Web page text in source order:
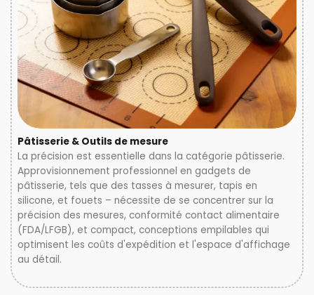
Pâtisserie & Outils de mesure
La précision est essentielle dans la catégorie pâtisserie.
Approvisionnement professionnel en gadgets de
pâtisserie, tels que des tasses à mesurer, tapis en
silicone, et fouets – nécessite de se concentrer sur la
précision des mesures, conformité contact alimentaire
(FDA/LFGB), et compact, conceptions empilables qui
optimisent les coûts d'expédition et l'espace d'affichage
au détail.